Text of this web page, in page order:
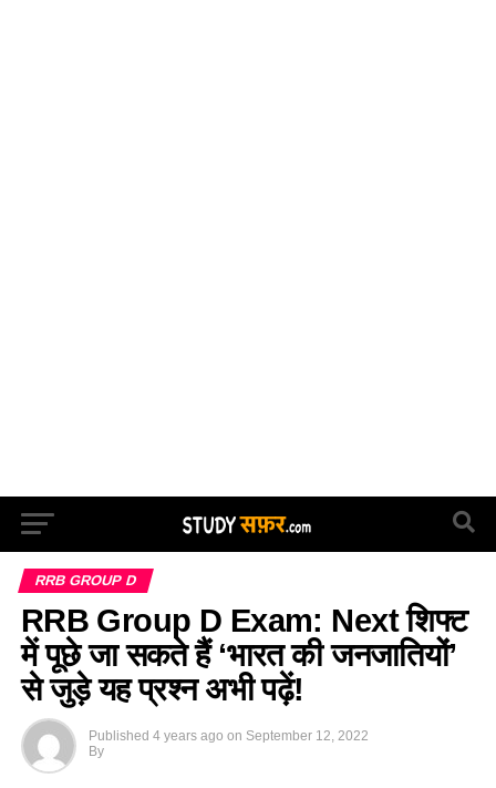
RRB GROUP D
RRB Group D Exam: Next शिफ्ट
में पूछे जा सकते हैं ‘भारत की जनजातियों’
से जुड़े यह प्रश्न अभी पढ़ें!
Published 4 years ago on September 12, 2022
By